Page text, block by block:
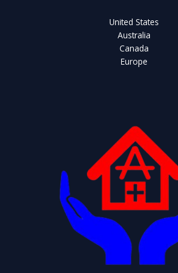
United States
Australia
Canada
Europe